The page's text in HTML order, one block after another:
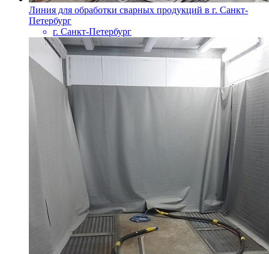
Линия для обработки сварных продукций в г. Санкт-
Петербург
г. Санкт-Петербург